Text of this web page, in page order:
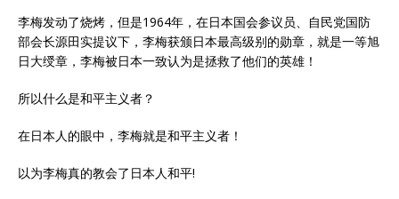
李梅发动了烧烤，但是1964年，在日本国会参议员、自民党国防
部会长源田实提议下，李梅获颁日本最高级别的勋章，就是一等旭
日大绶章，李梅被日本一致认为是拯救了他们的英雄！
所以什么是和平主义者？
在日本人的眼中，李梅就是和平主义者！
以为李梅真的教会了日本人和平!